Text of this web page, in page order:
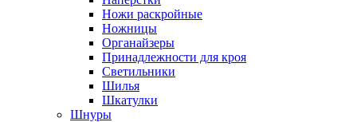
Ножи раскройные
Ножницы
Органайзеры
Принадлежности для кроя
Светильники
Шилья
Шкатулки
Шнуры